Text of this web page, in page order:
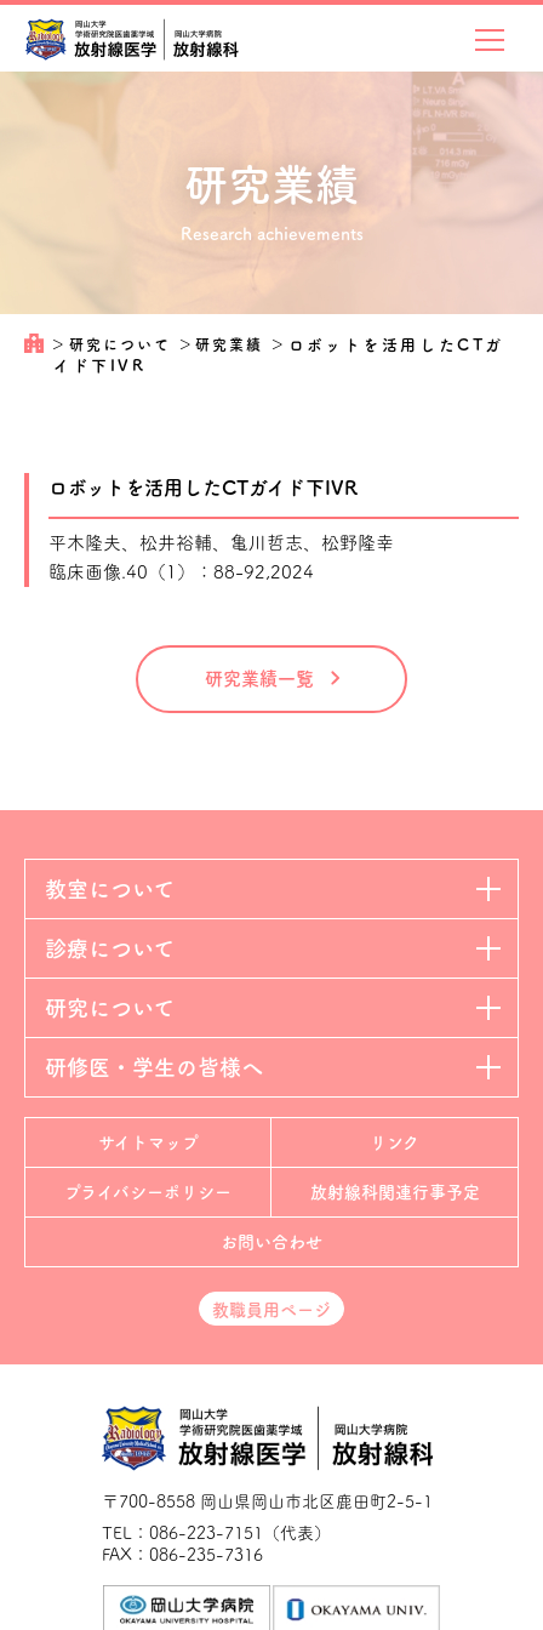
研究業績
Research achievements
＞ 研究について ＞研究業績 ＞ ロボットを活用したCTガ
イド下IVR
ロボットを活用したCTガイド下IVR
平木隆夫、松井裕輔、亀川哲志、松野隆幸
臨床画像.40（1）：88-92,2024
研究業績一覧
教室について
診療について
研究について
研修医・学生の皆様へ
〒700-8558 岡山県岡山市北区鹿田町2-5-1
TEL：086-223-7151（代表）
FAX：086-235-7316
サイトマップ リンク
プライバシーポリシー 放射線科関連行事予定
お問い合わせ
教職員用ページ